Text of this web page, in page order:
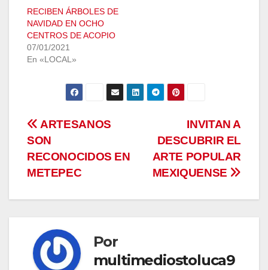
RECIBEN ÁRBOLES DE
NAVIDAD EN OCHO
CENTROS DE ACOPIO
07/01/2021
En «LOCAL»
Navegación
de
entradas
INVITAN A
DESCUBRIR EL
ARTE POPULAR
MEXIQUENSE
ARTESANOS
SON
RECONOCIDOS EN
METEPEC
Por
multimediostoluca9